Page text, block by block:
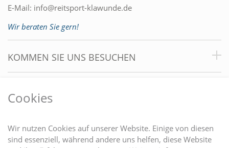
E-Mail: info@reitsport-klawunde.de
Wir beraten Sie gern!
KOMMEN SIE UNS BESUCHEN
Cookies
Wir nutzen Cookies auf unserer Website. Einige von diesen
sind essenziell, während andere uns helfen, diese Website